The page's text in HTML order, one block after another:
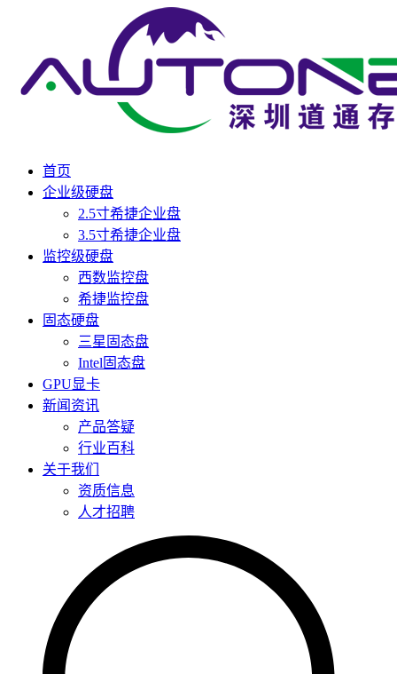
首页
企业级硬盘
2.5寸希捷企业盘
3.5寸希捷企业盘
监控级硬盘
西数监控盘
希捷监控盘
固态硬盘
三星固态盘
Intel固态盘
GPU显卡
新闻资讯
产品答疑
行业百科
关于我们
资质信息
人才招聘